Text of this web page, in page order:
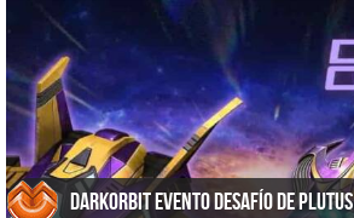
DarkOrbit Evento Desafío de Plutus